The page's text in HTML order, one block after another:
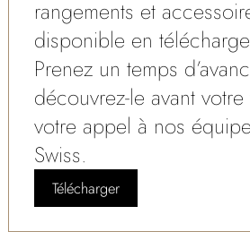
rangements et
disponible en
Prenez un temps
découvrez-le avant
votre appel à nos
Swiss.
Télécharger